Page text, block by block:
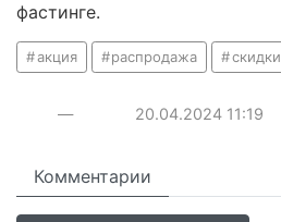
фастинге.
акция распродажа скидки
— 20.04.2024 11:19
Комментарии